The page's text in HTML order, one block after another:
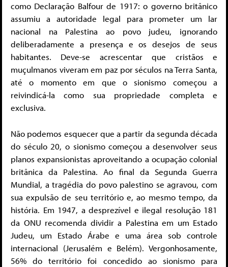
como Declaração Balfour de 1917: o governo britânico
assumiu a autoridade legal para prometer um lar
nacional na Palestina ao povo judeu, ignorando
deliberadamente a presença e os desejos de seus
habitantes. Deve-se acrescentar que cristãos e
muçulmanos viveram em paz por séculos na Terra Santa,
até o momento em que o sionismo começou a
reivindicá-la como sua propriedade completa e
exclusiva.
Não podemos esquecer que a partir da segunda década
do século 20, o sionismo começou a desenvolver seus
planos expansionistas aproveitando a ocupação colonial
britânica da Palestina. Ao final da Segunda Guerra
Mundial, a tragédia do povo palestino se agravou, com
sua expulsão de seu território e, ao mesmo tempo, da
história. Em 1947, a desprezível e ilegal resolução 181
da ONU recomenda dividir a Palestina em um Estado
Judeu, um Estado Árabe e uma área sob controle
internacional (Jerusalém e Belém). Vergonhosamente,
56% do território foi concedido ao sionismo para